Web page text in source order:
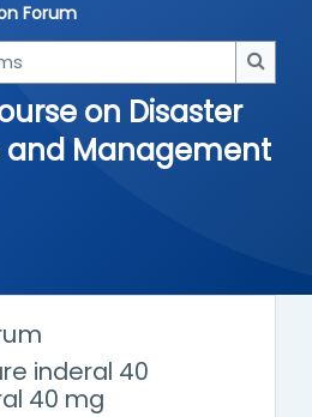
Forum
on Disaster
and Management
inderal 40
40 mg